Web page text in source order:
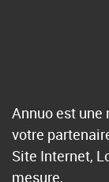
Annuo est une
votre
Site Internet,
mesure,